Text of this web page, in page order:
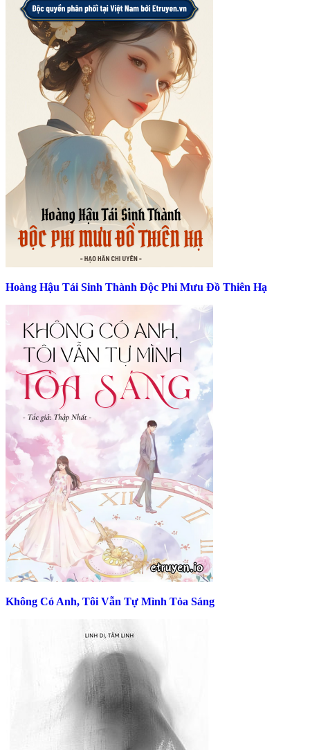
Hoàng Hậu Tái Sinh Thành Độc Phi Mưu Đồ Thiên Hạ
Không Có Anh, Tôi Vẫn Tự Mình Tỏa Sáng